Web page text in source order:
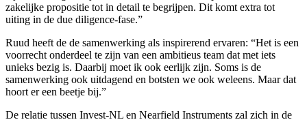
zakelijke propositie tot in detail te begrijpen. Dit komt extra tot
uiting in de due diligence-fase.”
Ruud heeft de de samenwerking als inspirerend ervaren: “Het is een
voorrecht onderdeel te zijn van een ambitieus team dat met iets
unieks bezig is. Daarbij moet ik ook eerlijk zijn. Soms is de
samenwerking ook uitdagend en botsten we ook weleens. Maar dat
hoort er een beetje bij.”
De relatie tussen Invest-NL en Nearfield Instruments zal zich in de